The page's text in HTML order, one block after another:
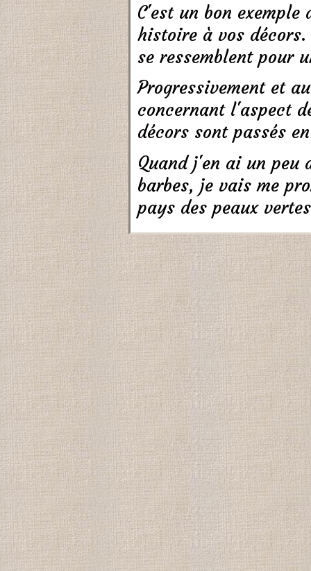
C'est un bon
histoire à vos
se ressemblent pour
Progressivement et
concernant l'aspect
décors sont passés
Quand j'en ai un peu
barbes, je vais me
pays des peaux